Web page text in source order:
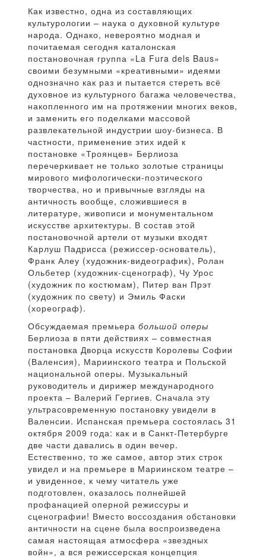
Как известно, одна из составляющих
культурологии – наука о духовной культуре
народа. Однако, невероятно модная и
почитаемая сегодня каталонская
постановочная группа «La Fura dels Baus»
своими безумными «креативными» идеями
однозначно как раз и пытается стереть всё
духовное из культурного багажа человечества,
накопленного им на протяжении многих веков,
и заменить его поделками массовой
развлекательной индустрии шоу-бизнеса. В
частности, применение этих идей к
постановке «Троянцев» Берлиоза
перечеркивает не только золотые страницы
мирового мифологически-поэтического
творчества, но и привычные взгляды на
античность вообще, сложившиеся в
литературе, живописи и монументальном
искусстве архитектуры. В состав этой
постановочной артели от музыки входят
Карлуш Падрисса (режиссер-основатель),
Франк Алеу (художник-видеографик), Ролан
Ольбетер (художник-сценограф), Чу Урос
(художник по костюмам), Питер ван Прэт
(художник по свету) и Эмиль Фаски
(хореограф).
Обсуждаемая премьера большой оперы
Берлиоза в пяти действиях – совместная
постановка Дворца искусств Королевы Софии
(Валенсия), Мариинского театра и Польской
национальной оперы. Музыкальный
руководитель и дирижер международного
проекта – Валерий Гергиев. Сначала эту
ультрасовременную постановку увидели в
Валенсии. Испанская премьера состоялась 31
октября 2009 года: как и в Санкт-Петербурге
две части давались в один вечер.
Естественно, то же самое, автор этих строк
увидел и на премьере в Мариинском театре –
и увиденное, к чему читатель уже
подготовлен, оказалось полнейшей
профанацией оперной режиссуры и
сценографии! Вместо воссоздания обстановки
античности на сцене была воспроизведена
самая настоящая атмосфера «звездных
войн», а вся режиссерская концепция